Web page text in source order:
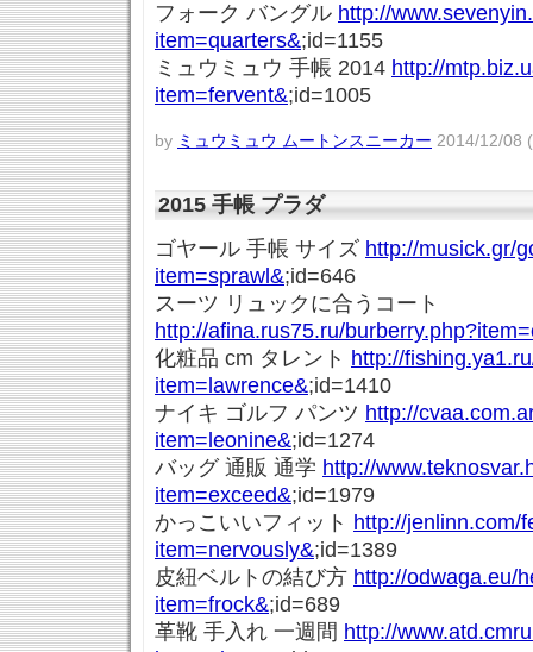
フォーク バングル http://
item=quarters&;id=1155
ミュウミュウ 手帳 2014 http://
item=fervent&;id=1005
by ミュウミュウ ムートンスニーカー 2014/12/08
2015 手帳 プラダ
ゴヤール 手帳 サイズ http://musick.gr/
item=sprawl&;id=646
スーツ リュックに合うコート
http://afina.rus75.ru/
化粧品 cm タレント http://
item=lawrence&;id=1410
ナイキ ゴルフ パンツ http://
item=leonine&;id=1274
バッグ 通販 通学 http://
item=exceed&;id=1979
かっこいいフィット http://jenlinn.com/
item=nervously&;id=1389
皮紐ベルトの結び方 http://odwaga.eu/
item=frock&;id=689
革靴 手入れ 一週間 http://